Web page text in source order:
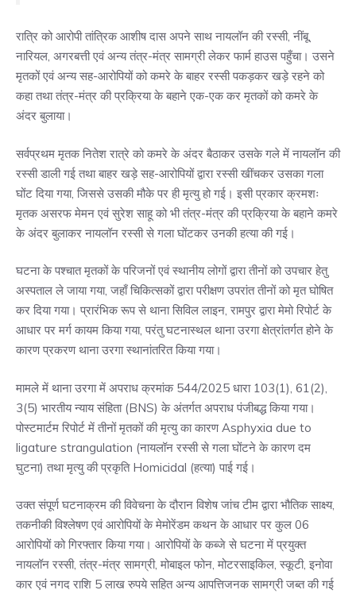
रात्रि को आरोपी तांत्रिक आशीष दास अपने साथ नायलॉन की रस्सी, नींबू,
नारियल, अगरबत्ती एवं अन्य तंत्र-मंत्र सामग्री लेकर फार्म हाउस पहुँचा। उसने
मृतकों एवं अन्य सह-आरोपियों को कमरे के बाहर रस्सी पकड़कर खड़े रहने को
कहा तथा तंत्र-मंत्र की प्रक्रिया के बहाने एक-एक कर मृतकों को कमरे के
अंदर बुलाया।
सर्वप्रथम मृतक नितेश रात्रे को कमरे के अंदर बैठाकर उसके गले में नायलॉन की
रस्सी डाली गई तथा बाहर खड़े सह-आरोपियों द्वारा रस्सी खींचकर उसका गला
घोंट दिया गया, जिससे उसकी मौके पर ही मृत्यु हो गई। इसी प्रकार क्रमशः
मृतक असरफ मेमन एवं सुरेश साहू को भी तंत्र-मंत्र की प्रक्रिया के बहाने कमरे
के अंदर बुलाकर नायलॉन रस्सी से गला घोंटकर उनकी हत्या की गई।
घटना के पश्चात मृतकों के परिजनों एवं स्थानीय लोगों द्वारा तीनों को उपचार हेतु
अस्पताल ले जाया गया, जहाँ चिकित्सकों द्वारा परीक्षण उपरांत तीनों को मृत घोषित
कर दिया गया। प्रारंभिक रूप से थाना सिविल लाइन, रामपुर द्वारा मेमो रिपोर्ट के
आधार पर मर्ग कायम किया गया, परंतु घटनास्थल थाना उरगा क्षेत्रांतर्गत होने के
कारण प्रकरण थाना उरगा स्थानांतरित किया गया।
मामले में थाना उरगा में अपराध क्रमांक 544/2025 धारा 103(1), 61(2),
3(5) भारतीय न्याय संहिता (BNS) के अंतर्गत अपराध पंजीबद्ध किया गया।
पोस्टमार्टम रिपोर्ट में तीनों मृतकों की मृत्यु का कारण Asphyxia due to
ligature strangulation (नायलॉन रस्सी से गला घोंटने के कारण दम
घुटना) तथा मृत्यु की प्रकृति Homicidal (हत्या) पाई गई।
उक्त संपूर्ण घटनाक्रम की विवेचना के दौरान विशेष जांच टीम द्वारा भौतिक साक्ष्य,
तकनीकी विश्लेषण एवं आरोपियों के मेमोरेंडम कथन के आधार पर कुल 06
आरोपियों को गिरफ्तार किया गया। आरोपियों के कब्जे से घटना में प्रयुक्त
नायलॉन रस्सी, तंत्र-मंत्र सामग्री, मोबाइल फोन, मोटरसाइकिल, स्कूटी, इनोवा
कार एवं नगद राशि 5 लाख रुपये सहित अन्य आपत्तिजनक सामग्री जब्त की गई